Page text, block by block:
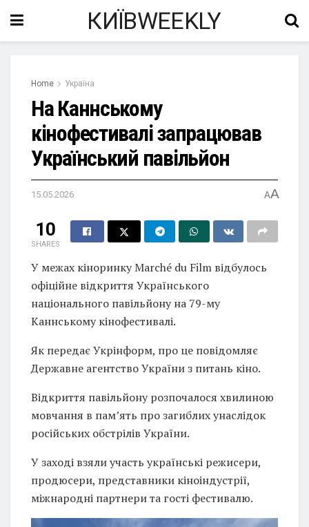
КИЇВWEEKLY
Home Україна
На Каннському
кінофестивалі запрацював
Український павільйон
15.05.2026 AA
10
SHARES
У межах кіноринку Marché du Film відбулось
офіційне відкриття Українського
національного павільйону на 79-му
Каннському кінофестивалі.
Як передає Укрінформ, про це повідомляє
Державне агентство України з питань кіно.
Відкриття павільйону розпочалося хвилиною
мовчання в пам’ять про загиблих унаслідок
російських обстрілів України.
У заході взяли участь українські режисери,
продюсери, представники кіноіндустрії,
міжнародні партнери та гості фестивалю.